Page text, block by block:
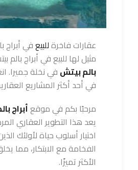
عقارات فاخرةللبيعفي أبراج
مثيل لها للبيع في أبراج
بالم بيتشفي نخلة جميرا.
في أحد أكثر المشاريع
مرحبًا بكم في موقعأبراج
يعد هذا التطوير العقاري
اختيار أسلوب حياة لأولئك
الفخامة مع الابتكار، مما
الأكثر تميزًا.